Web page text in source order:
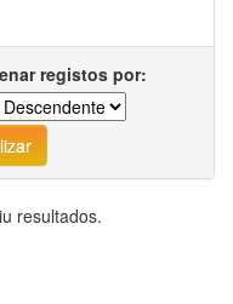
registos por:
resultados.